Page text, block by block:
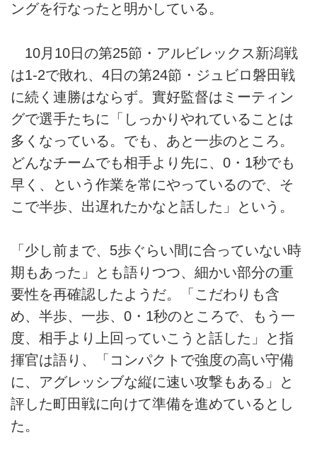
ングを行なったと明かしている。
10月10日の第25節・アルビレックス新潟戦
は1-2で敗れ、4日の第24節・ジュビロ磐田戦
に続く連勝はならず。實好監督はミーティン
グで選手たちに「しっかりやれていることは
多くなっている。でも、あと一歩のところ。
どんなチームでも相手より先に、0・1秒でも
早く、という作業を常にやっているので、そ
こで半歩、出遅れたかなと話した」という。
「少し前まで、5歩ぐらい間に合っていない時
期もあった」とも語りつつ、細かい部分の重
要性を再確認したようだ。「こだわりも含
め、半歩、一歩、0・1秒のところで、もう一
度、相手より上回っていこうと話した」と指
揮官は語り、「コンパクトで強度の高い守備
に、アグレッシブな縦に速い攻撃もある」と
評した町田戦に向けて準備を進めているとし
た。